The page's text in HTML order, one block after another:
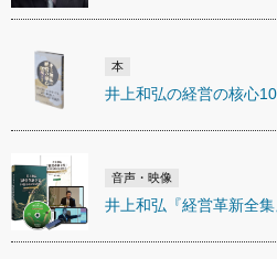
本
井上和弘の経営の核心
音声・映像
井上和弘『経営革新全